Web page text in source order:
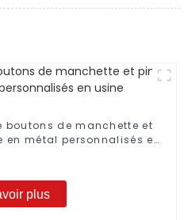
boutons de manchette et
métal personnalisés en
plus